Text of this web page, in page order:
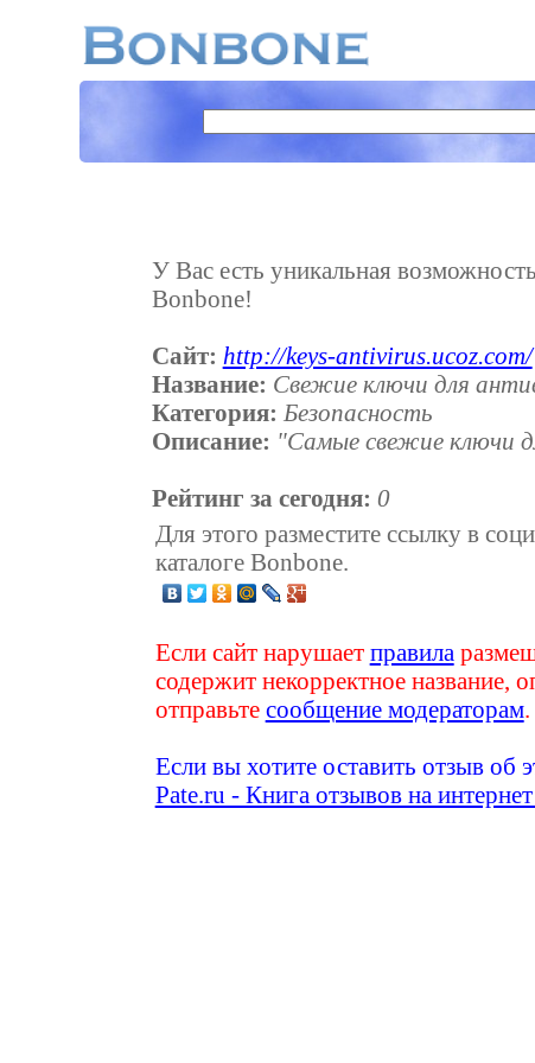
У Вас есть уникальная
Bonbone!
Сайт: http://keys-antivirus.ucoz.com/
Название: Свежие ключи для
Категория: Безопасность
Описание: "Самые свежие ключи
Рейтинг за сегодня: 0
Для этого разместите ссылку в
каталоге Bonbone.
Если сайт нарушает правила
содержит некорректное название,
отправьте сообщение модераторам.
Если вы хотите оставить отзыв об
Pate.ru - Книга отзывов на